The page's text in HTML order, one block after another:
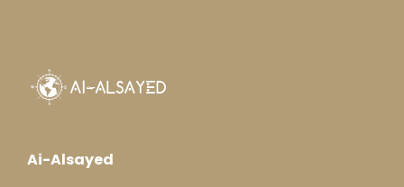
Ai-Alsayed